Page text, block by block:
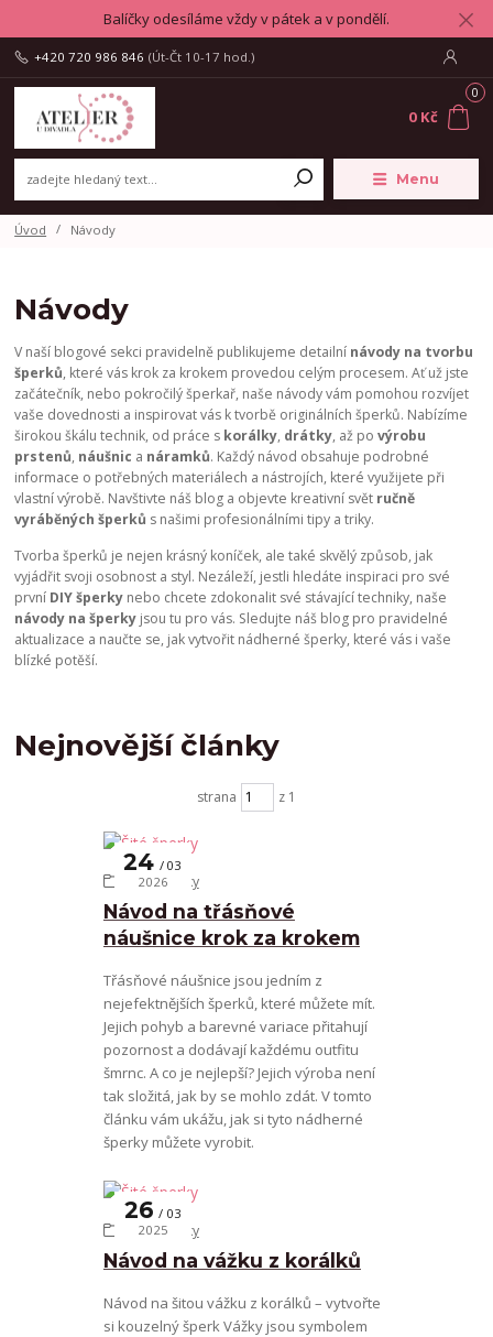
Balíčky odesíláme vždy v pátek a v pondělí.
Menu
+420 720 986 846 (Út-Čt 10-17 hod.)
0
0 Kč
Úvod Návody
Návody
V naší blogové sekci pravidelně publikujeme detailní návody na tvorbu
šperků, které vás krok za krokem provedou celým procesem. Ať už jste
začátečník, nebo pokročilý šperkař, naše návody vám pomohou rozvíjet
vaše dovednosti a inspirovat vás k tvorbě originálních šperků. Nabízíme
širokou škálu technik, od práce s korálky, drátky, až povýrobu
prstenů, náušnic a náramků. Každý návod obsahuje podrobné
informace o potřebných materiálech a nástrojích, které využijete při
vlastní výrobě. Navštivte náš blog a objevte kreativní svět ručně
vyráběných šperků s našimi profesionálními tipy a triky.
Tvorba šperků je nejen krásný koníček, ale také skvělý způsob, jak
vyjádřit svoji osobnost a styl. Nezáleží, jestli hledáte inspiraci pro své
první DIY šperky nebo chcete zdokonalit své stávající techniky, naše
návody na šperky jsou tu pro vás. Sledujte náš blog pro pravidelné
aktualizace a naučte se, jak vytvořit nádherné šperky, které vás i vaše
blízké potěší.
Nejnovější články
strana z 1
Návod na třásňové
náušnice krok za krokem
24
03
2026
Šité šperky
Třásňové náušnice jsou jedním z
nejefektnějších šperků, které můžete mít.
Jejich pohyb a barevné variace přitahují
pozornost a dodávají každému outfitu
šmrnc. A co je nejlepší? Jejich výroba není
tak složitá, jak by se mohlo zdát. V tomto
článku vám ukážu, jak si tyto nádherné
šperky můžete vyrobit.
Návod na vážku z korálků
26
03
2025
Šité šperky
Návod na šitou vážku z korálků – vytvořte
si kouzelný šperk Vážky jsou symbolem